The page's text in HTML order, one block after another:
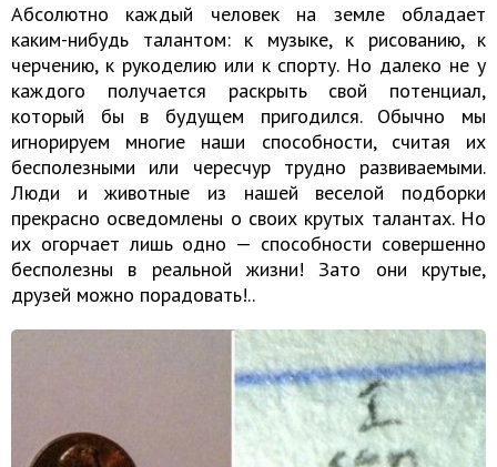
Абсолютно каждый человек на земле обладает
каким-нибудь талантом: к музыке, к рисованию, к
черчению, к рукоделию или к спорту. Но далеко не у
каждого получается раскрыть свой потенциал,
который бы в будущем пригодился. Обычно мы
игнорируем многие наши способности, считая их
бесполезными или чересчур трудно развиваемыми.
Люди и животные из нашей веселой подборки
прекрасно осведомлены о своих крутых талантах. Но
их огорчает лишь одно — способности совершенно
бесполезны в реальной жизни! Зато они крутые,
друзей можно порадовать!..